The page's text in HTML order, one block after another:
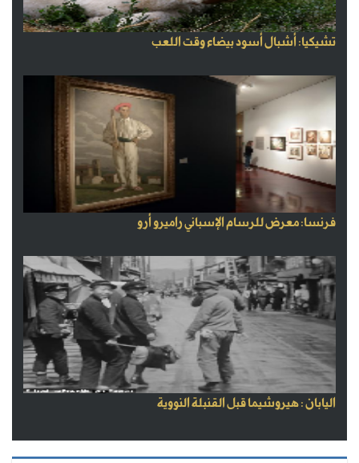
تشيكيا: أشبال أسود بيضاء وقت اللعب
فرنسا: معرض للرسام الإسباني راميرو أرو
اليابان : هيروشيما قبل القنبلة النووية